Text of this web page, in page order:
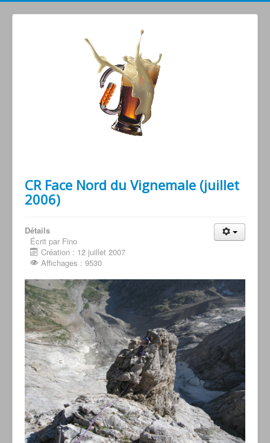
CR Face Nord du Vignemale (juillet
2006)
Détails
Écrit par Fino
Création : 12 juillet 2007
Affichages : 9530